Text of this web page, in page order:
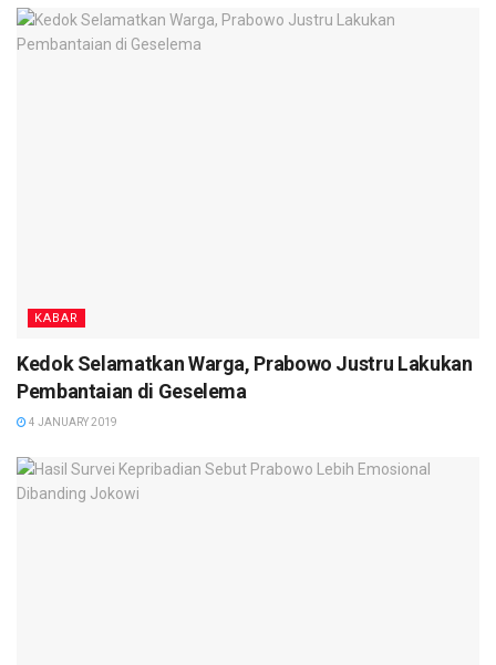
KABAR
Kedok Selamatkan Warga, Prabowo Justru Lakukan
Pembantaian di Geselema
4 JANUARY 2019